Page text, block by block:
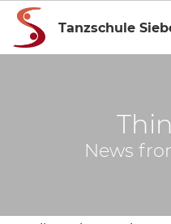
Tanzschule
News